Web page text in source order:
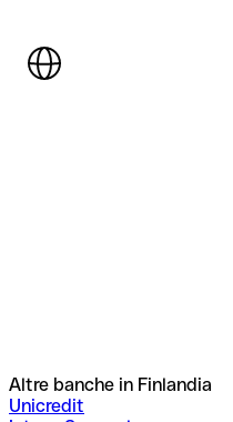
Altre banche in Finlandia
Unicredit